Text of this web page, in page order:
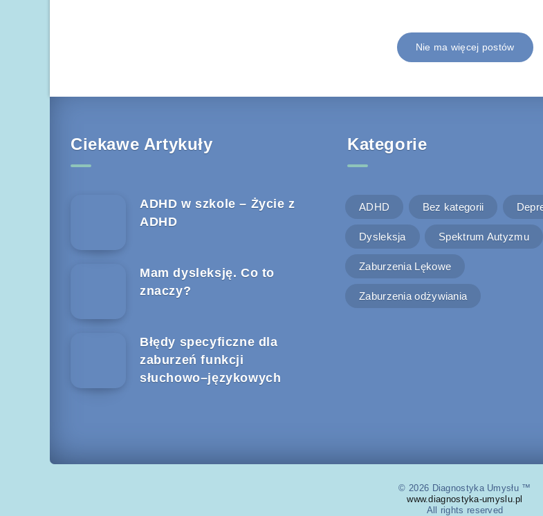
Nie ma więcej postów
Ciekawe Artykuły
ADHD w szkole – Życie z
ADHD
Mam dysleksję. Co to
znaczy?
Błędy specyficzne dla
zaburzeń funkcji
słuchowo–językowych
Kategorie
ADHD Bez kategorii
Dysleksja Spektrum Autyzmu
Zaburzenia Lękowe
Zaburzenia odżywiania
© 2026 Diagnostyka Umysłu ™
www.diagnostyka-umyslu.pl
All rights reserved